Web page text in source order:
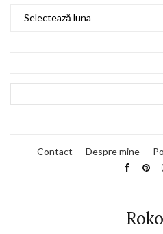
Contact Despre mine